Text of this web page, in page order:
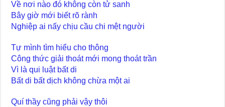
Về nơi nào đó không còn tử sanh
Bây giờ mới biết rõ rành
Nghiệp ai nấy chịu cầu chi mệt người
Tự mình tìm hiểu cho thông
Công thức giải thoát mới mong thoát trần
Vì là qui luật bất di
Bất di bất dịch không chừa một ai
Quí thầy cũng phải vậy thôi